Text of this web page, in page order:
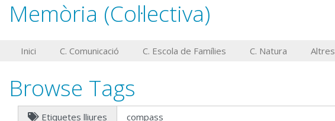
Memòria (Col·lectiva)
Inici C. Comunicació C. Escola de Famílies C. Natura Altres
Browse Tags
Etiquetes lliures